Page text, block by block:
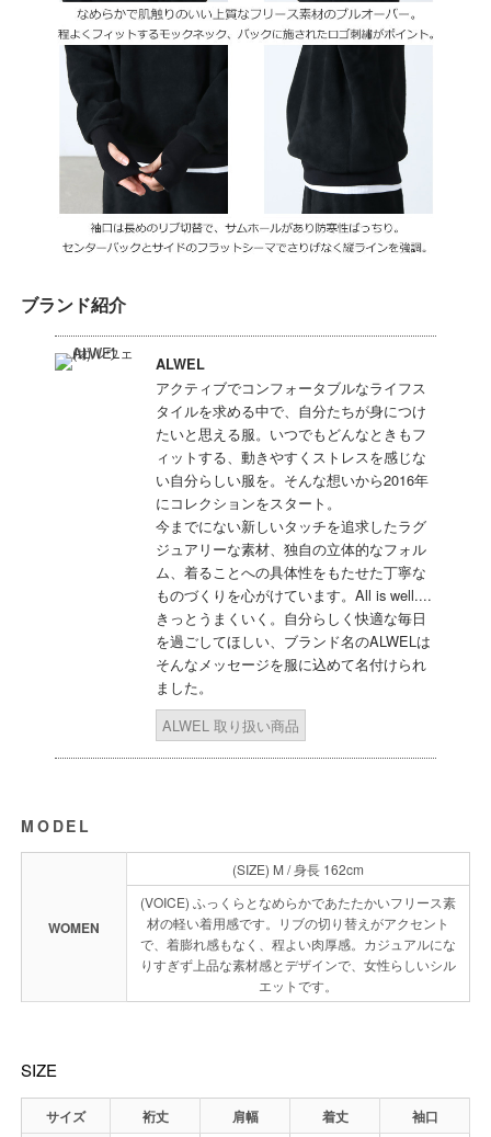
ブランド紹介
ALWEL
アクティブでコンフォータブルなライフス
タイルを求める中で、自分たちが身につけ
たいと思える服。いつでもどんなときもフ
ィットする、動きやすくストレスを感じな
い自分らしい服を。そんな想いから2016年
にコレクションをスタート。
今までにない新しいタッチを追求したラグ
ジュアリーな素材、独自の立体的なフォル
ム、着ることへの具体性をもたせた丁寧な
ものづくりを心がけています。All is well....
きっとうまくいく。自分らしく快適な毎日
を過ごしてほしい、ブランド名のALWELは
そんなメッセージを服に込めて名付けられ
ました。
ALWEL 取り扱い商品
MODEL
WOMEN
(SIZE) M / 身長 162cm
(VOICE) ふっくらとなめらかであたたかいフリース素
材の軽い着用感です。リブの切り替えがアクセント
で、着膨れ感もなく、程よい肉厚感。カジュアルにな
りすぎず上品な素材感とデザインで、女性らしいシル
エットです。
SIZE
サイズ 裄丈 肩幅 着丈
袖口